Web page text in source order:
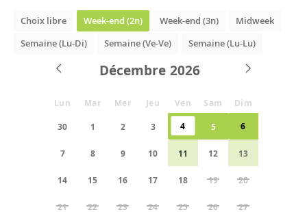
Choix libre Week-end (2n) Week-end (3n)
Midweek
Semaine (Lu-Di)
Semaine (Ve-Ve) Semaine (Lu-Lu)
Décembre
Lun Mar Mer Jeu Ven Sam Dim
30 1 2 3 4 5 6
7 8 9 10 11 12 13
14 15 16 17 18 19 20
21 22 23 24 25 26 27